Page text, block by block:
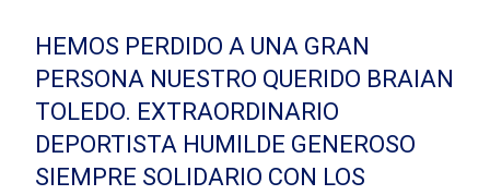
HEMOS PERDIDO A UNA GRAN
PERSONA NUESTRO QUERIDO BRAIAN
TOLEDO. EXTRAORDINARIO
DEPORTISTA HUMILDE GENEROSO
SIEMPRE SOLIDARIO CON LOS